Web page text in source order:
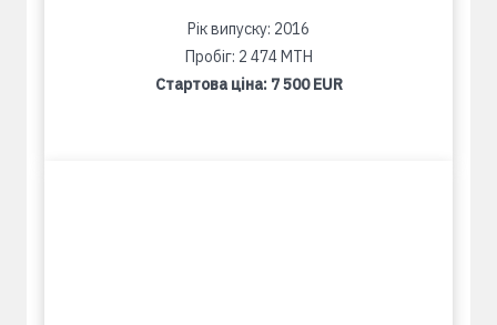
Рік випуску: 2016
Пробіг: 2 474 MTH
Стартова ціна: 7 500 EUR